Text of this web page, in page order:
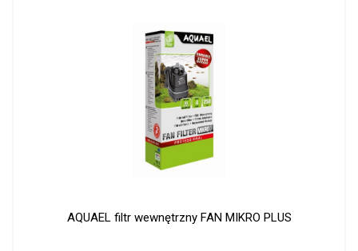
AQUAEL filtr wewnętrzny FAN MIKRO PLUS